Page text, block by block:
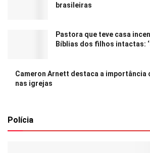
brasileiras
Pastora que teve casa
Bíblias dos filhos intactas:
Cameron Arnett destaca a importância
nas igrejas
Polícia